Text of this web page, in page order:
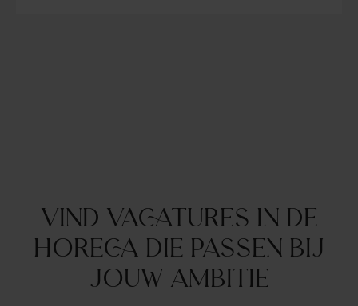
Vind vacatures in de
horeca die passen bij
jouw ambitie